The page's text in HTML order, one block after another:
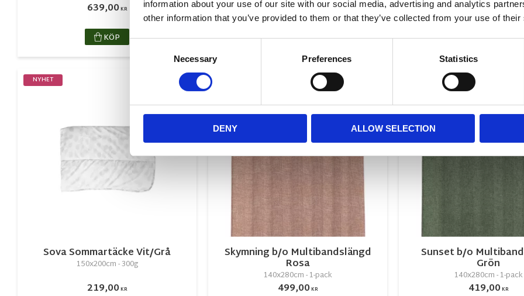
information about your use of our site with our social media, advertising and analytics
other information that you’ve provided to them or that they’ve collected from your use of
Necessary Preferences Statistics
DENY ALLOW SELECTION
639,00 KR
KÖP
279,00KR
KÖP
89,00KR
KÖP
Sova Sommartäcke Vit/Grå
150x200cm - 300g
219,00KR
NYHET
Lägg till i favoriter
Skymning b/o Multibandslängd
Rosa
140x280cm - 1-pack
499,00KR
Lägg till i favoriter
Sunset b/o
Grön
140x280cm - 1-pack
419,00KR